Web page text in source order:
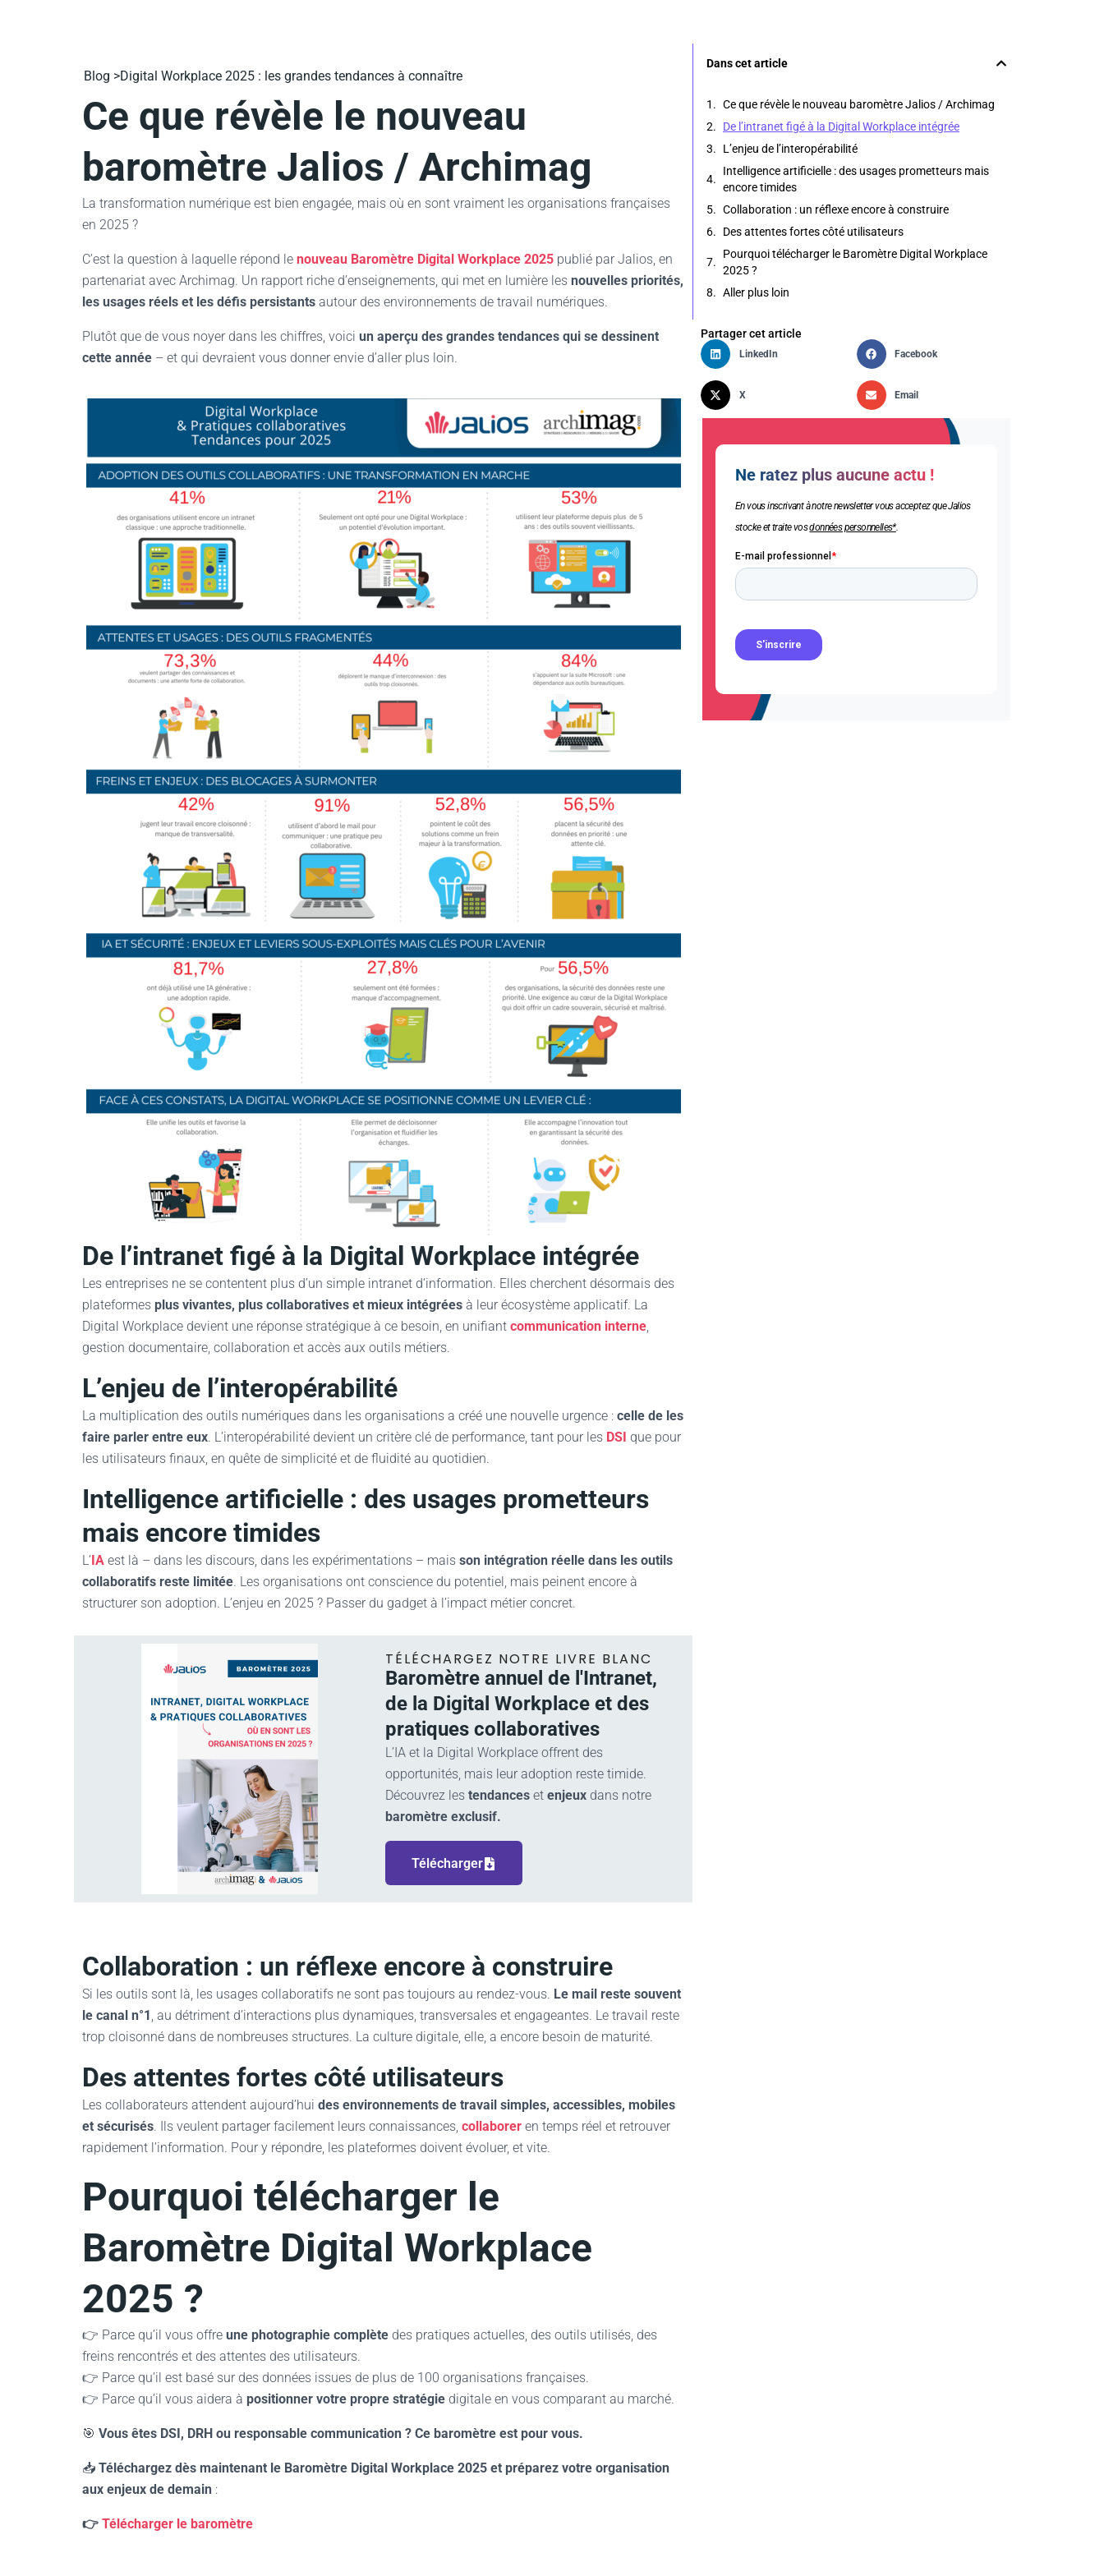
Blog >Digital Workplace 2025 : les grandes tendances à connaître
Ce que révèle le nouveau
baromètre Jalios / Archimag
La transformation numérique est bien engagée, mais où en sont vraiment les organisations françaises
en 2025 ?
C’est la question à laquelle répond le nouveau Baromètre Digital Workplace 2025 publié par Jalios, en
partenariat avec Archimag. Un rapport riche d’enseignements, qui met en lumière les nouvelles priorités,
les usages réels et les défis persistants autour des environnements de travail numériques.
Plutôt que de vous noyer dans les chiffres, voici un aperçu des grandes tendances qui se dessinent
cette année – et qui devraient vous donner envie d’aller plus loin.
De l’intranet figé à la Digital Workplace intégrée
Les entreprises ne se contentent plus d’un simple intranet d’information. Elles cherchent désormais des
plateformes plus vivantes, plus collaboratives et mieux intégrées à leur écosystème applicatif. La
Digital Workplace devient une réponse stratégique à ce besoin, en unifiant communication interne,
gestion documentaire, collaboration et accès aux outils métiers.
L’enjeu de l’interopérabilité
La multiplication des outils numériques dans les organisations a créé une nouvelle urgence : celle de les
faire parler entre eux. L’interopérabilité devient un critère clé de performance, tant pour les DSI que pour
les utilisateurs finaux, en quête de simplicité et de fluidité au quotidien.
Intelligence artificielle : des usages prometteurs
mais encore timides
L’ IA est là – dans les discours, dans les expérimentations – mais son intégration réelle dans les outils
collaboratifs reste limitée. Les organisations ont conscience du potentiel, mais peinent encore à
structurer son adoption. L’enjeu en 2025 ? Passer du gadget à l’impact métier concret.
TÉLÉCHARGEZ NOTRE LIVRE BLANC
Baromètre annuel de l'Intranet,
de la Digital Workplace et des
pratiques collaboratives
L’IA et la Digital Workplace offrent des
opportunités, mais leur adoption reste timide.
Découvrez lestendances etenjeux dans notre
baromètre exclusif.
Télécharger
Collaboration : un réflexe encore à construire
Si les outils sont là, les usages collaboratifs ne sont pas toujours au rendez-vous. Le mail reste souvent
le canal n°1, au détriment d’interactions plus dynamiques, transversales et engageantes. Le travail reste
trop cloisonné dans de nombreuses structures. La culture digitale, elle, a encore besoin de maturité.
Des attentes fortes côté utilisateurs
Les collaborateurs attendent aujourd’hui des environnements de travail simples, accessibles, mobiles
et sécurisés. Ils veulent partager facilement leurs connaissances, collaborer en temps réel et retrouver
rapidement l’information. Pour y répondre, les plateformes doivent évoluer, et vite.
Pourquoi télécharger le
Baromètre Digital Workplace
2025 ?
👉 Parce qu’il vous offre une photographie complète des pratiques actuelles, des outils utilisés, des
freins rencontrés et des attentes des utilisateurs.
👉 Parce qu’il est basé sur des données issues de plus de 100 organisations françaises.
👉 Parce qu’il vous aidera à positionner votre propre stratégie digitale en vous comparant au marché.
🎯 Vous êtes DSI, DRH ou responsable communication ? Ce baromètre est pour vous.
📥 Téléchargez dès maintenant le Baromètre Digital Workplace 2025 et préparez votre organisation
aux enjeux de demain :
👉 Télécharger le baromètre
Dans cet article
Ce que révèle le nouveau baromètre Jalios / Archimag
De l’intranet figé à la Digital Workplace intégrée
L’enjeu de l’interopérabilité
Intelligence artificielle : des usages prometteurs mais
encore timides
Collaboration : un réflexe encore à construire
Des attentes fortes côté utilisateurs
Pourquoi télécharger le Baromètre Digital Workplace
2025 ?
Aller plus loin
Partager cet article
LinkedIn Facebook
X Email
Ne ratez plus aucune actu !
En vous inscrivant à notre newsletter vous acceptez que Jalios
stocke et traite vosdonnées personnelles*.